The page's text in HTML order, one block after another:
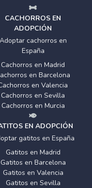
CACHORROS EN
ADOPCIÓN
Adoptar cachorros en
España
Cachorros en Madrid
en Barcelona
en Valencia
Cachorros en Sevilla
Cachorros en Murcia
EN ADOPCIÓN
gatitos en España
Gatitos en Madrid
Gatitos en Barcelona
Gatitos en Valencia
Gatitos en Sevilla